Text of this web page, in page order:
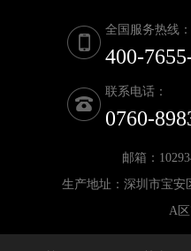
全国服务热线：
400-
联系电话：
0760-
邮箱：
生产地址：深圳市宝安
A